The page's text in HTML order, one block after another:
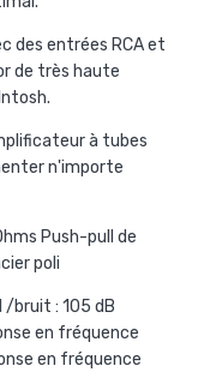
des entrées RCA et
de très haute
à tubes
n'importe
Push-pull de
poli
/bruit : 105 dB
en fréquence
en fréquence